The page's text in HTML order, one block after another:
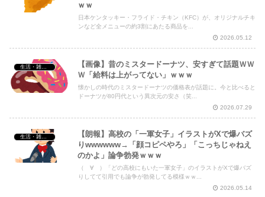
ｗｗ
日本ケンタッキー・フライド・チキン（KFC）が、オリジナルチキ
ンなど全メニューの約3割にあたる商品を...
2026.05.12
生活・雑談・恋愛
【画像】昔のミスタードーナツ、安すぎて話題ＷＷ
Ｗ「給料は上がってない」ｗｗｗ
懐かしの時代のミスタードーナツの価格表が話題に。今と比べると
ドーナツが80円代という異次元の安さ（笑...
2026.07.29
生活・雑談・恋愛
【朗報】高校の「一軍女子」イラストがXで爆バズ
りwwwwww→「顔コピペやろ」「こっちじゃねえ
のかよ」論争勃発ｗｗｗ
（゚∀゚）「どの高校にもいた一軍女子」のイラストがXで爆バズ
りしてて引用でも論争が勃発してる模様ｗｗ...
2026.05.14